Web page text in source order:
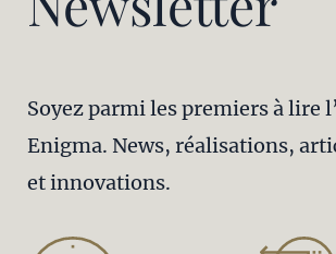
Soyez parmi les premiers à lire
Enigma. News, réalisations,
et innovations.